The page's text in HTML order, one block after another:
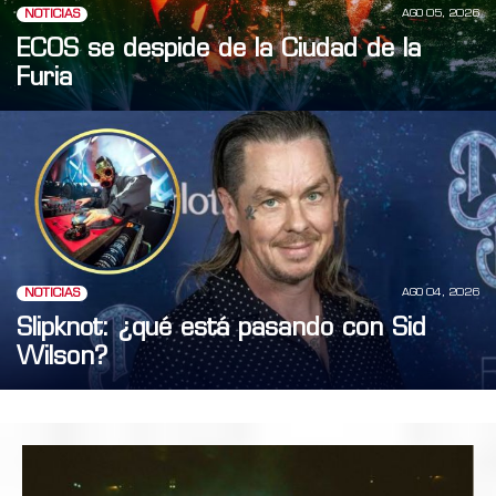
NOTICIAS AGO 05, 2026
ECOS se despide de la Ciudad de la
Furia
NOTICIAS AGO 04, 2026
Slipknot: ¿qué está pasando con Sid
Wilson?